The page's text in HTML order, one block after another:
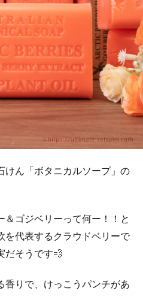
けん「ボタニカルソープ」の
＆ゴジベリーって何ー！！と
を代表するクラウドベリーで
だそうです💨
香りで、けっこうパンチがあ